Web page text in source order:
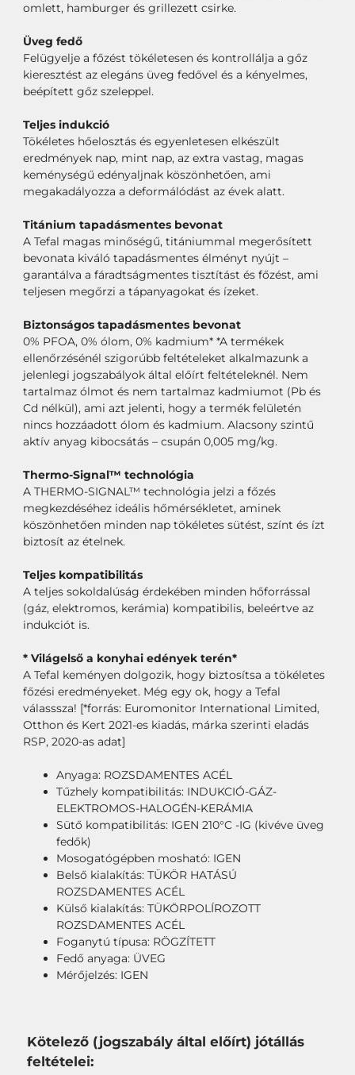
omlett, hamburger és grillezett csirke.
Üveg fedő
Felügyelje a főzést tökéletesen és kontrollálja a gőz
kieresztést az elegáns üveg fedővel és a kényelmes,
beépített gőz szeleppel.
Teljes indukció
Tökéletes hőelosztás és egyenletesen elkészült
eredmények nap, mint nap, az extra vastag, magas
keménységű edényaljnak köszönhetően, ami
megakadályozza a deformálódást az évek alatt.
Titánium tapadásmentes bevonat
A Tefal magas minőségű, titániummal megerősített
bevonata kiváló tapadásmentes élményt nyújt –
garantálva a fáradtságmentes tisztítást és főzést, ami
teljesen megőrzi a tápanyagokat és ízeket.
Biztonságos tapadásmentes bevonat
0% PFOA, 0% ólom, 0% kadmium* *A termékek
ellenőrzésénél szigorúbb feltételeket alkalmazunk a
jelenlegi jogszabályok által előírt feltételeknél. Nem
tartalmaz ólmot és nem tartalmaz kadmiumot (Pb és
Cd nélkül), ami azt jelenti, hogy a termék felületén
nincs hozzáadott ólom és kadmium. Alacsony szintű
aktív anyag kibocsátás – csupán 0,005 mg/kg.
Thermo-Signal™ technológia
A THERMO-SIGNAL™ technológia jelzi a főzés
megkezdéséhez ideális hőmérsékletet, aminek
köszönhetően minden nap tökéletes sütést, színt és ízt
biztosít az ételnek.
Teljes kompatibilitás
A teljes sokoldalúság érdekében minden hőforrással
(gáz, elektromos, kerámia) kompatibilis, beleértve az
indukciót is.
* Világelső a konyhai edények terén*
A Tefal keményen dolgozik, hogy biztosítsa a tökéletes
főzési eredményeket. Még egy ok, hogy a Tefal
válasssza! [*forrás: Euromonitor International Limited,
Otthon és Kert 2021-es kiadás, márka szerinti eladás
RSP, 2020-as adat]
Anyaga: ROZSDAMENTES ACÉL
Tűzhely kompatibilitás: INDUKCIÓ-GÁZ-
ELEKTROMOS-HALOGÉN-KERÁMIA
Sütő kompatibilitás: IGEN 210°C -IG (kivéve üveg
fedők)
Mosogatógépben mosható: IGEN
Belső kialakítás: TÜKÖR HATÁSÚ
ROZSDAMENTES ACÉL
Külső kialakítás: TÜKÖRPOLÍROZOTT
ROZSDAMENTES ACÉL
Foganytú típusa: RÖGZÍTETT
Fedő anyaga: ÜVEG
Mérőjelzés: IGEN
Kötelező (jogszabály által előírt) jótállás
feltételei: